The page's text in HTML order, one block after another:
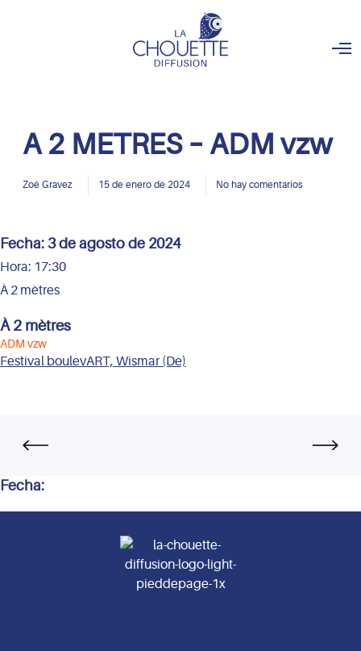
O
u
A 2 METRES – ADM vzw
Zoé Gravez 15 de enero de 2024 No hay comentarios
Fecha: 3 de agosto de 2024
Hora: 17:30
À 2 mètres
À 2 mètres
ADM vzw
Festival boulevART, Wismar (De)
Fecha: